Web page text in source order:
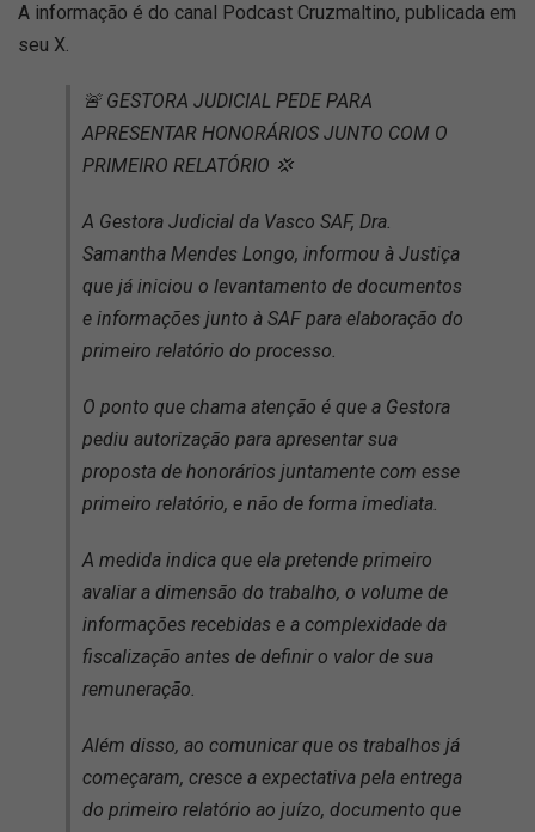
A informação é do canal Podcast Cruzmaltino, publicada em
seu X.
🚨 GESTORA JUDICIAL PEDE PARA
APRESENTAR HONORÁRIOS JUNTO COM O
PRIMEIRO RELATÓRIO 💢
A Gestora Judicial da Vasco SAF, Dra.
Samantha Mendes Longo, informou à Justiça
que já iniciou o levantamento de documentos
e informações junto à SAF para elaboração do
primeiro relatório do processo.
O ponto que chama atenção é que a Gestora
pediu autorização para apresentar sua
proposta de honorários juntamente com esse
primeiro relatório, e não de forma imediata.
A medida indica que ela pretende primeiro
avaliar a dimensão do trabalho, o volume de
informações recebidas e a complexidade da
fiscalização antes de definir o valor de sua
remuneração.
Além disso, ao comunicar que os trabalhos já
começaram, cresce a expectativa pela entrega
do primeiro relatório ao juízo, documento que